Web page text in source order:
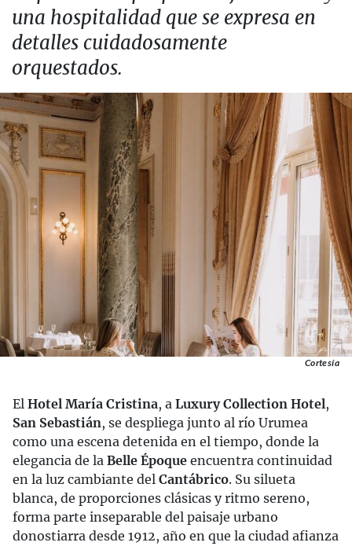
una hospitalidad que se expresa en
detalles cuidadosamente
orquestados.
Cortesía
El Hotel María Cristina, a Luxury Collection Hotel,
San Sebastián, se despliega junto al río Urumea
como una escena detenida en el tiempo, donde la
elegancia de la Belle Époque encuentra continuidad
en la luz cambiante del Cantábrico. Su silueta
blanca, de proporciones clásicas y ritmo sereno,
forma parte inseparable del paisaje urbano
donostiarra desde 1912, año en que la ciudad afianza